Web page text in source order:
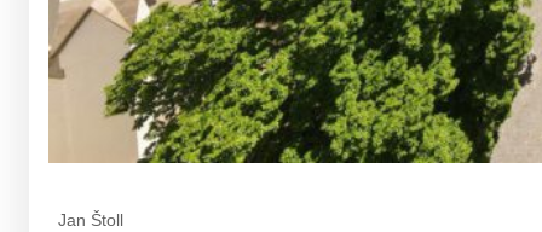
Jan Štoll